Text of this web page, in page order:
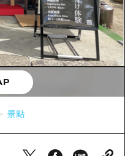
景點